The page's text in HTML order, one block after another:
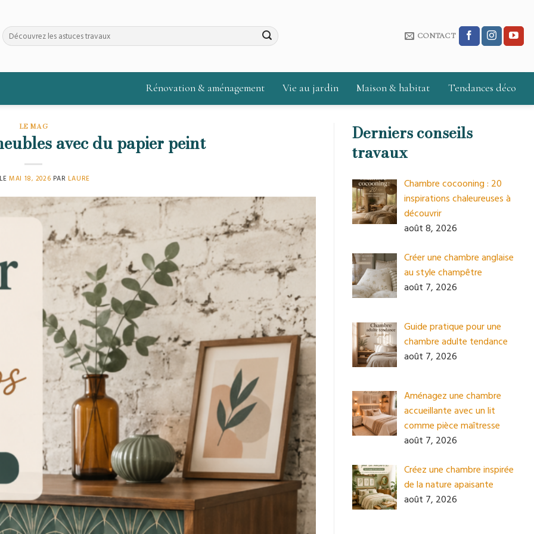
CONTACT
Rénovation & aménagement Vie au jardin Maison & habitat Tendances déco
LE MAG
avec du papier peint
MAI 18, 2026 PAR LAURE
Derniers conseils
travaux
Chambre cocooning : 20
inspirations chaleureuses à
découvrir
août 8, 2026
Créer une chambre anglaise
au style champêtre
août 7, 2026
Guide pratique pour une
chambre adulte tendance
août 7, 2026
Aménagez une chambre
accueillante avec un lit
comme pièce maîtresse
août 7, 2026
Créez une chambre inspirée
de la nature apaisante
août 7, 2026